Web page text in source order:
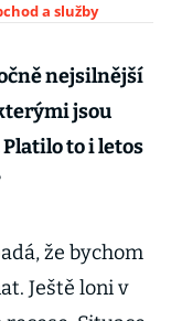
Tours a
v
a služby
nejsilnější
jsou
to i letos
že bychom
Ještě loni v